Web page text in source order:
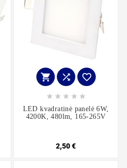
  
    
LED kvadratinė panelė 6W,
4200K, 480lm, 165-265V
2,50 €